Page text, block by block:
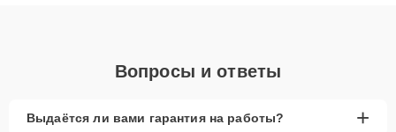
Вопросы и ответы
Выдаётся ли вами гарантия на работы? +